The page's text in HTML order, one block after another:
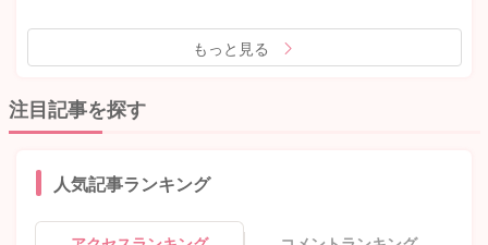
もっと見る
注目記事を探す
人気記事ランキング